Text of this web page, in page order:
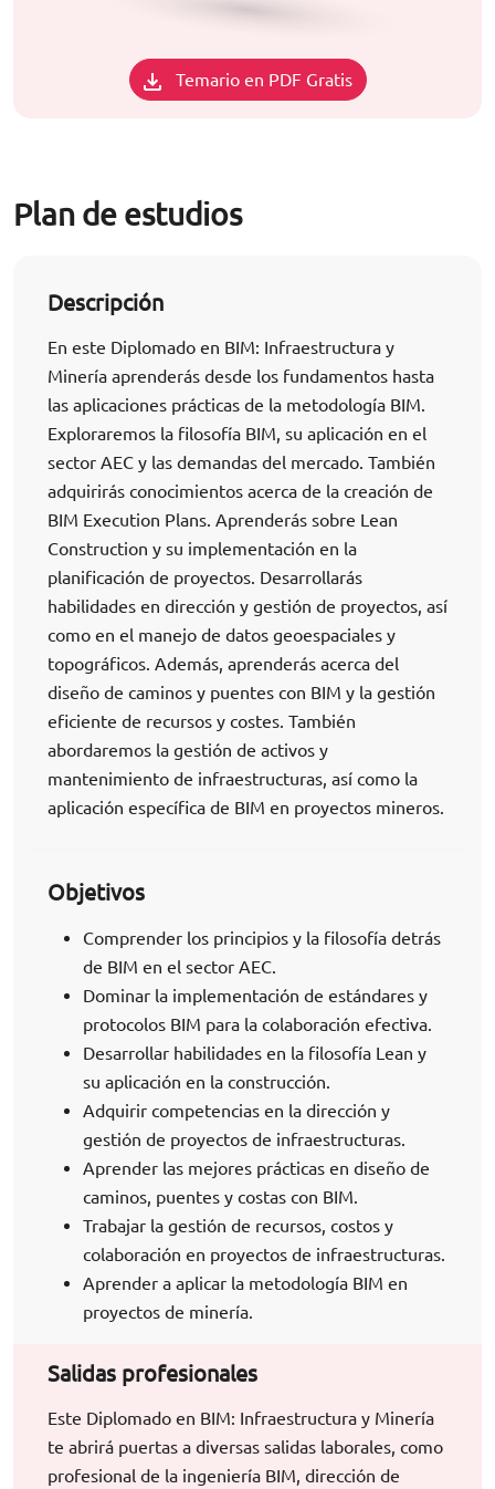
Temario en PDF Gratis
Plan de estudios
Descripción
En este Diplomado en BIM: Infraestructura y
Minería aprenderás desde los fundamentos hasta
las aplicaciones prácticas de la metodología BIM.
Exploraremos la filosofía BIM, su aplicación en el
sector AEC y las demandas del mercado. También
adquirirás conocimientos acerca de la creación de
BIM Execution Plans. Aprenderás sobre Lean
Construction y su implementación en la
planificación de proyectos. Desarrollarás
habilidades en dirección y gestión de proyectos, así
como en el manejo de datos geoespaciales y
topográficos. Además, aprenderás acerca del
diseño de caminos y puentes con BIM y la gestión
eficiente de recursos y costes. También
abordaremos la gestión de activos y
mantenimiento de infraestructuras, así como la
aplicación específica de BIM en proyectos mineros.
Objetivos
Comprender los principios y la filosofía detrás
de BIM en el sector AEC.
Dominar la implementación de estándares y
protocolos BIM para la colaboración efectiva.
Desarrollar habilidades en la filosofía Lean y
su aplicación en la construcción.
Adquirir competencias en la dirección y
gestión de proyectos de infraestructuras.
Aprender las mejores prácticas en diseño de
caminos, puentes y costas con BIM.
Trabajar la gestión de recursos, costos y
colaboración en proyectos de infraestructuras.
Aprender a aplicar la metodología BIM en
proyectos de minería.
Salidas profesionales
Este Diplomado en BIM: Infraestructura y Minería
te abrirá puertas a diversas salidas laborales, como
profesional de la ingeniería BIM, dirección de